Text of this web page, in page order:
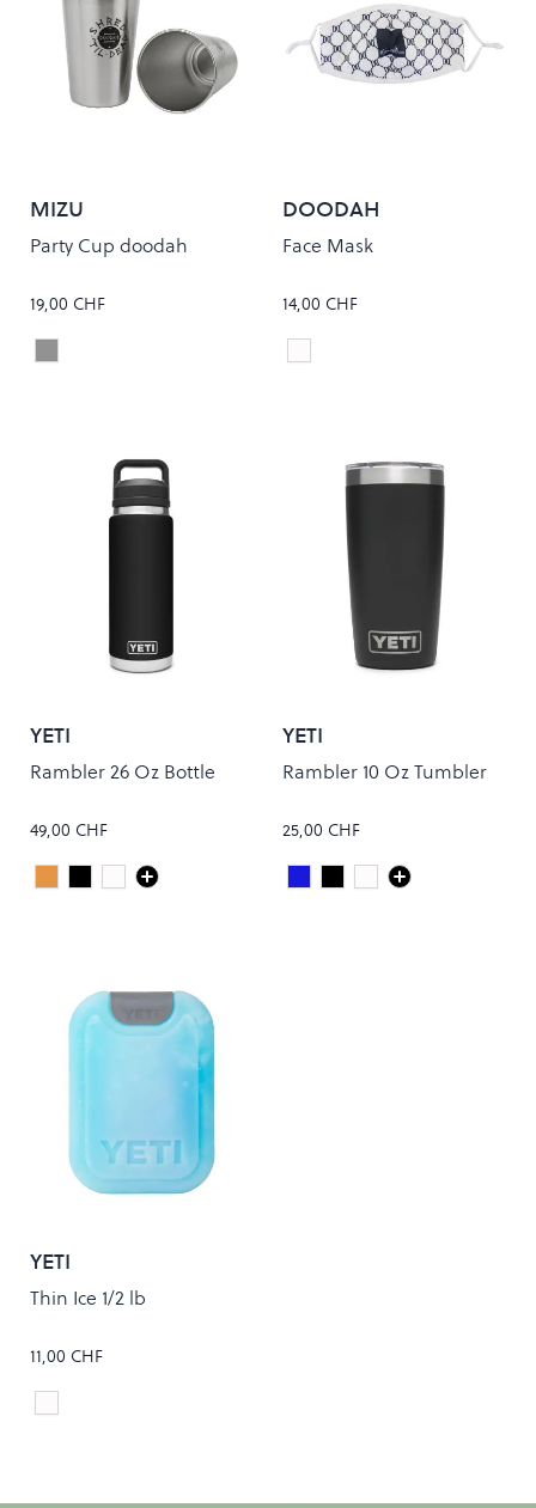
MIZU
Party Cup doodah
19,00 CHF
Colour
Stainless
DOODAH
Face Mask
14,00 CHF
Colour
White
YETI
Rambler 26 Oz Bottle
49,00 CHF
Colour
PeachBlackWhite
YETI
Rambler 10 Oz Tumbler
25,00 CHF
Colour
Royal Blue
BlackWhite
YETI
Thin Ice 1/2 lb
11,00 CHF
Colour
Clear